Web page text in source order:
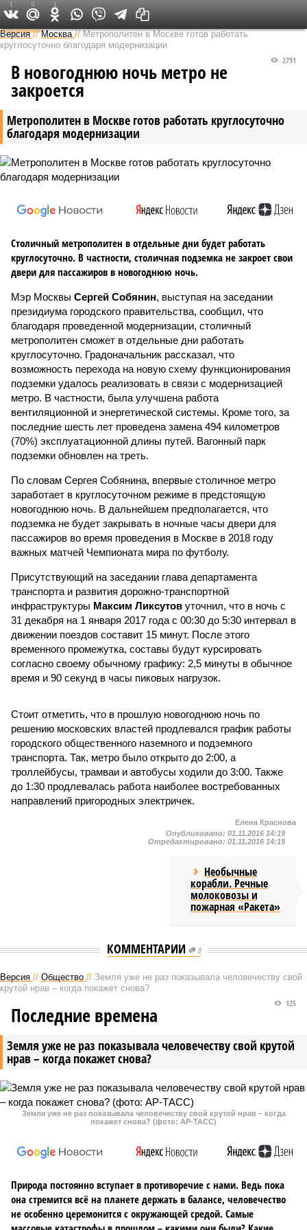
Федеральный выпуск
Версия //Москва //Метрополитен в Москве готов работать
круглосуточно благодаря модернизации
Метрополитен в Москве готов работать круглосуточно
благодаря модернизации
2791
В новогоднюю ночь метро не
закроется
Столичный метрополитен в отдельные дни будет работать
круглосуточно. В частности, столичная подземка не закроет свои
двери для пассажиров в новогоднюю ночь.
Мэр Москвы Сергей Собянин, выступая на заседании
президиума городского правительства, сообщил, что
благодаря проведенной модернизации, столичный
метрополитен сможет в отдельные дни работать
круглосуточно. Градоначальник рассказал, что
возможность перехода на новую схему функционирования
подземки удалось реализовать в связи с модернизацией
метро. В частности, была улучшена работа
вентиляционной и энергетической системы. Кроме того, за
последние шесть лет проведена замена 494 километров
(70%) эксплуатационной длины путей. Вагонный парк
подземки обновлен на треть.
По словам Сергея Собянина, впервые столичное метро
заработает в круглосуточном режиме в предстоящую
новогоднюю ночь. В дальнейшем предполагается, что
подземка не будет закрывать в ночные часы двери для
пассажиров во время проведения в Москве в 2018 году
важных матчей Чемпионата мира по футболу.
Присутствующий на заседании глава департамента
транспорта и развития дорожно-транспортной
инфраструктуры Максим Ликсутов уточнил, что в ночь с
31 декабря на 1 января 2017 года с 00:30 до 5:30 интервал в
движении поездов составит 15 минут. После этого
временного промежутка, составы будут курсировать
согласно своему обычному графику: 2,5 минуты в обычное
время и 90 секунд в часы пиковых нагрузок.
Стоит отметить, что в прошлую новогоднюю ночь по
решению московских властей продлевался график работы
городского общественного наземного и подземного
транспорта. Так, метро было открыто до 2:00, а
троллейбусы, трамваи и автобусы ходили до 3:00. Также
до 1:30 продлевалась работа наиболее востребованных
направлений пригородных электричек.
1 0 1
Елена Краснова
Опубликовано: 01.11.2016 14:19
Отредактировано: 01.11.2016 14:19
Необычные
корабли. Речные
молоковозы и
пожарная «Ракета»
КОММЕНТАРИИ 0
Версия // Общество // Земля уже не раз показывала человечеству свой
крутой нрав – когда покажет снова?
Земля уже не раз показывала человечеству свой крутой
нрав – когда покажет снова?
125
Последние времена
Земля уже не раз показывала человечеству свой крутой нрав – когда
покажет снова? (фото: АР-ТАСС)
Природа постоянно вступает в противоречие с нами. Ведь пока
она стремится всё на планете держать в балансе, человечество
не особенно церемонится с окружающей средой. Самые